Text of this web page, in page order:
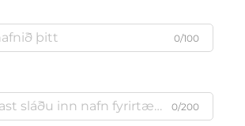
0/100
0/200